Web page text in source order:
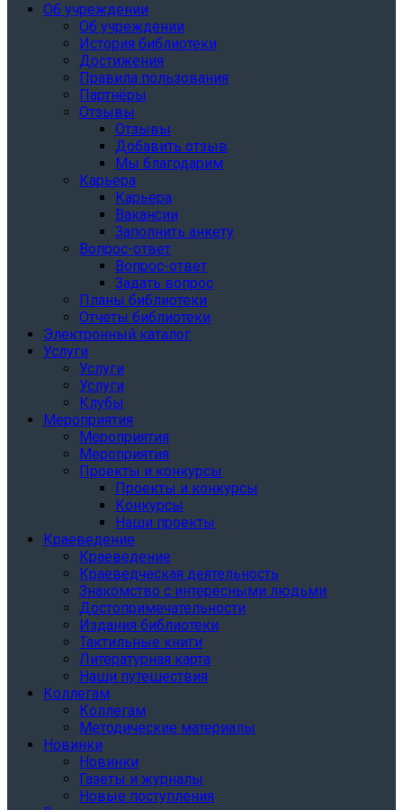
Об учреждении
Об учреждении
История библиотеки
Достижения
Правила пользования
Партнёры
Отзывы
Отзывы
Добавить отзыв
Мы благодарим
Карьера
Карьера
Вакансии
Заполнить анкету
Вопрос-ответ
Вопрос-ответ
Задать вопрос
Планы библиотеки
Отчеты библиотеки
Электронный каталог
Услуги
Услуги
Услуги
Клубы
Мероприятия
Мероприятия
Мероприятия
Проекты и конкурсы
Проекты и конкурсы
Конкурсы
Наши проекты
Краеведение
Краеведение
Краеведческая деятельность
Знакомство с интересными людьми
Достопримечательности
Издания библиотеки
Тактильные книги
Литературная карта
Наши путешествия
Коллегам
Коллегам
Методические материалы
Новинки
Новинки
Газеты и журналы
Новые поступления